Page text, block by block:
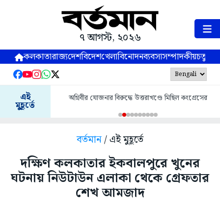
৭ আগস্ট, ২০২৬
কলকাতারাজ্যদেশবিদেশখেলাবিনোদনব্যবসাসম্পাদকীয়
এই
মুহূর্তে
অগ্নিবীর যোজনার বিরুদ্ধে উত্তরাখণ্ডে মিছিল কংগ্রেসের
বর্তমান/ এই মুহূর্তে
দক্ষিণ কলকাতার ইকবালপুরে খুনের
ঘটনায় নিউটাউন এলাকা থেকে গ্রেফতার
শেখ আমজাদ